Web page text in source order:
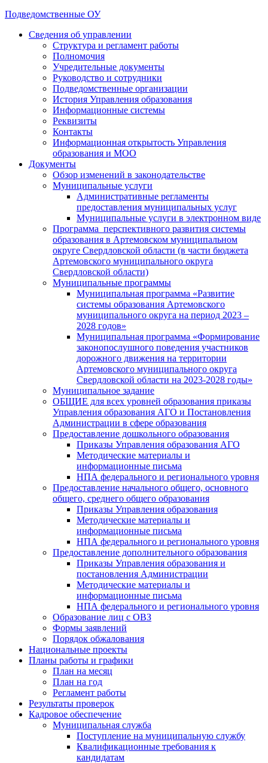
Подведомственные ОУ
Сведения об управлении
Структура и регламент работы
Полномочия
Учредительные документы
Руководство и сотрудники
Подведомственные организации
История Управления образования
Информационные системы
Реквизиты
Контакты
Информационная открытость Управления
образования и МОО
Документы
Обзор изменений в законодательстве
Муниципальные услуги
Административные регламенты
предоставления муниципальных услуг
Муниципальные услуги в электронном виде
Программа перспективного развития системы
образования в Артемовском муниципальном
округе Свердловской области (в части бюджета
Артемовского муниципального округа
Свердловской области)
Муниципальные программы
Муниципальная программа «Развитие
системы образования Артемовского
муниципального округа на период 2023 –
2028 годов»
Муниципальная программа «Формирование
законопослушного поведения участников
дорожного движения на территории
Артемовского муниципального округа
Свердловской области на 2023-2028 годы»
Муниципальное задание
ОБЩИЕ для всех уровней образования приказы
Управления образования АГО и Постановления
Администрации в сфере образования
Предоставление дошкольного образования
Приказы Управления образования АГО
Методические материалы и
информационные письма
НПА федерального и регионального уровня
Предоставление начального общего, основного
общего, среднего общего образования
Приказы Управления образования
Методические материалы и
информационные письма
НПА федерального и регионального уровня
Предоставление дополнительного образования
Приказы Управления образования и
постановления Администрации
Методические материалы и
информационные письма
НПА федерального и регионального уровня
Образование лиц с ОВЗ
Формы заявлений
Порядок обжалования
Национальные проекты
Планы работы и графики
План на месяц
План на год
Регламент работы
Результаты проверок
Кадровое обеспечение
Муниципальная служба
Поступление на муниципальную службу
Квалификационные требования к
кандидатам